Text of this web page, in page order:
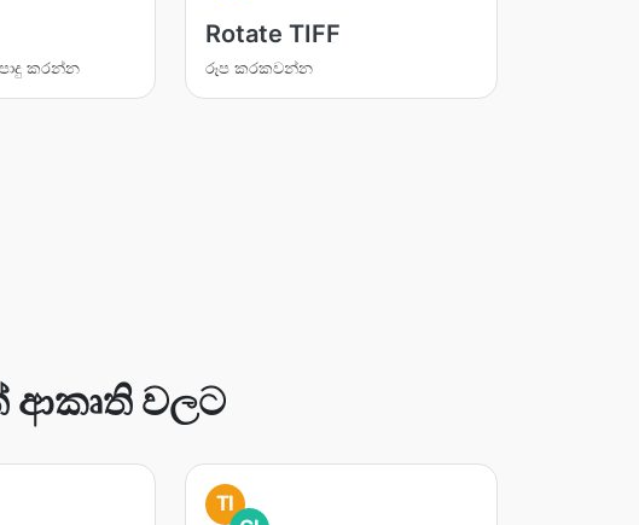
කරන්න
Rotate TIFF
රූප කරකවන්න
ආකෘති වලට
TI